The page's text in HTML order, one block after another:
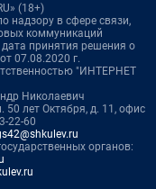
(18+)
надзору в сфере связи,
коммуникаций
принятия решения о
07.08.2020 г.
"ИНТЕРНЕТ
Николаевич
50 лет Октября, д. 11, офис
22-60
органов: